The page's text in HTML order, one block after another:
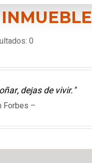
0
dejas de vivir."
Forbes –